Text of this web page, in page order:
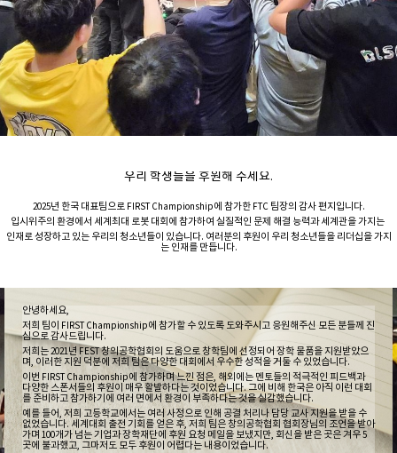
우리 학생들을 후원해 주세요.
2025년 한국 대표팀으로 FIRST Championship에 참가한 FTC 팀장의 감사 편지입니다.
입시위주의 환경에서 세계최대 로봇 대회에 참가하여 실질적인 문제 해결 능력과 세계관을 가지는
인재로 성장하고 있는 우리의 청소년들이 있습니다. 여러분의 후원이 우리 청소년들을 리더십을 가지
는 인재를 만듭니다.
안녕하세요,
저희 팀이 FIRST Championship에 참가할 수 있도록 도와주시고 응원해주신 모든 분들께 진
심으로 감사드립니다.
저희는 2021년 FEST 창의공학협회의 도움으로 창학팀에 선정되어 장학 물품을 지원받았으
며,이러한 지원 덕분에 저희 팀은 다양한 대회에서 우수한 성적을 거둘 수 있었습니다.
이번 FIRST Championship에 참가하며 느낀 점은, 해외에는 멘토들의 적극적인 피드백과
다양한 스폰서들의 후원이 매우 활발하다는 것이었습니다. 그에 비해 한국은 아직 이런 대회
를 준비하고 참가하기에 여러 면에서 환경이 부족하다는 것을 실감했습니다.
예를 들어, 저희 고등학교에서는 여러 사정으로 인해 공결 처리나 담당 교사 지원을 받을 수
없었습니다. 세계대회 출전 기회를 얻은 후, 저희 팀은 창의공학협회 협회장님의 조언을 받아
가며 100개가 넘는 기업과 장학재단에 후원 요청 메일을 보냈지만, 회신을 받은 곳은 겨우 5
곳에 불과했고, 그마저도 모두 후원이 어렵다는 내용이었습니다.